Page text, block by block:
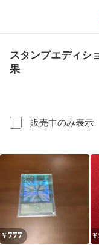
スタンプエディ
果
販売中のみ表示
¥777 ¥